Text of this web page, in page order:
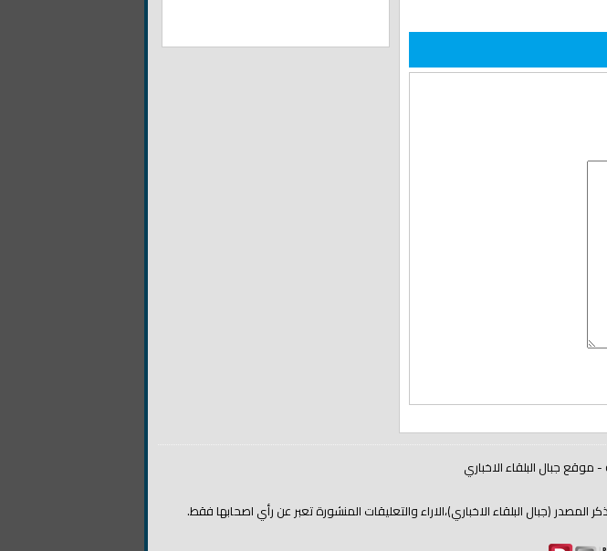
(جبال البلقاء الاخباري)،الاراء والتعليقات المنشورة تعبر عن رأي اصحابها فقط.